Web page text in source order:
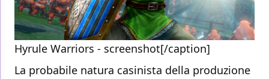
Hyrule Warriors - screenshot[/caption]
La probabile natura casinista della produzione